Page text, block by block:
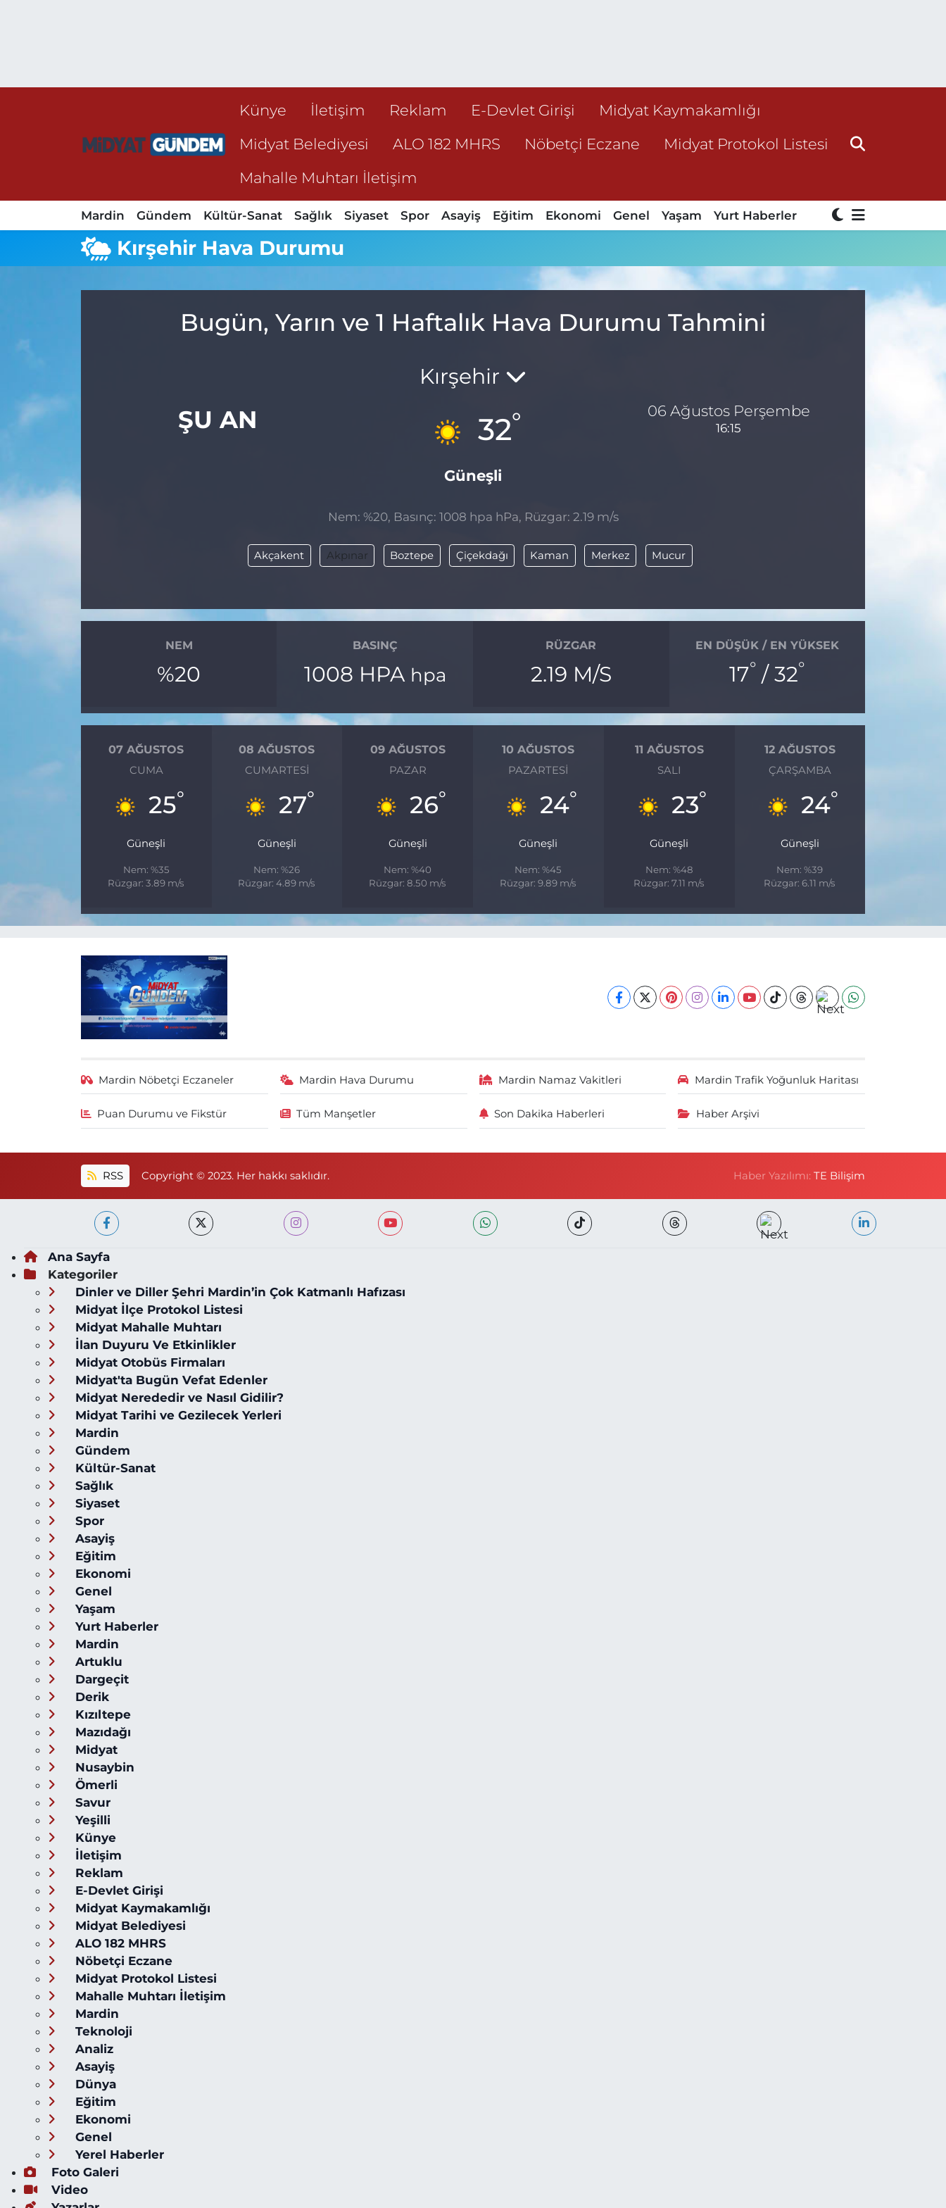
Künye İletişim Reklam E-Devlet Girişi
Midyat Kaymakamlığı
Midyat Belediyesi
ALO 182 MHRS Nöbetçi Eczane
Midyat Protokol Listesi
Mahalle Muhtarı İletişim
Mardin Gündem Kültür-Sanat Sağlık Siyaset Spor Asayiş Eğitim Ekonomi Genel Yaşam Yurt Haberler
Kırşehir Hava Durumu
Bugün, Yarın ve 1 Haftalık Hava Durumu Tahmini
ŞU AN
Kırşehir
32°
Güneşli
06 Ağustos Perşembe
16:15
Nem: %20, Basınç: 1008 hpa hPa, Rüzgar: 2.19 m/s
Akçakent Akpınar Boztepe Çiçekdağı Kaman Merkez Mucur
NEM
%20
BASINÇ
1008 HPA hpa
RÜZGAR
2.19 M/S
EN DÜŞÜK / EN YÜKSEK
17° / 32°
07 AĞUSTOS
CUMA
25°
Güneşli
Nem: %35
Rüzgar: 3.89 m/s
08 AĞUSTOS
CUMARTESI
27°
Güneşli
Nem: %26
Rüzgar: 4.89 m/s
09 AĞUSTOS
PAZAR
26°
Güneşli
Nem: %40
Rüzgar: 8.50 m/s
10 AĞUSTOS
PAZARTESI
24°
Güneşli
Nem: %45
Rüzgar: 9.89 m/s
11 AĞUSTOS
SALI
23°
Güneşli
Nem: %48
Rüzgar: 7.11 m/s
12 AĞUSTOS
ÇARŞAMBA
24°
Güneşli
Nem: %39
Rüzgar: 6.11 m/s
Mardin Nöbetçi Eczaneler Mardin Hava Durumu Mardin Namaz Vakitleri Mardin Trafik Yoğunluk Haritası
Puan Durumu ve Fikstür Tüm Manşetler Son Dakika Haberleri Haber Arşivi
RSS Copyright © 2023. Her hakkı saklıdır. Haber Yazılımı:TE Bilişim
Ana Sayfa
Kategoriler
Dinler ve Diller Şehri Mardin’in Çok Katmanlı Hafızası
Midyat İlçe Protokol Listesi
Midyat Mahalle Muhtarı
İlan Duyuru Ve Etkinlikler
Midyat Otobüs Firmaları
Midyat'ta Bugün Vefat Edenler
Midyat Nerededir ve Nasıl Gidilir?
Midyat Tarihi ve Gezilecek Yerleri
Mardin
Gündem
Kültür-Sanat
Sağlık
Siyaset
Spor
Asayiş
Eğitim
Ekonomi
Genel
Yaşam
Yurt Haberler
Mardin
Artuklu
Dargeçit
Derik
Kızıltepe
Mazıdağı
Midyat
Nusaybin
Ömerli
Savur
Yeşilli
Künye
İletişim
Reklam
E-Devlet Girişi
Midyat Kaymakamlığı
Midyat Belediyesi
ALO 182 MHRS
Nöbetçi Eczane
Midyat Protokol Listesi
Mahalle Muhtarı İletişim
Mardin
Teknoloji
Analiz
Asayiş
Dünya
Eğitim
Ekonomi
Genel
Yerel Haberler
Foto Galeri
Video